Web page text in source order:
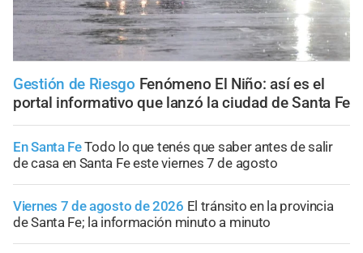
Gestión de Riesgo Fenómeno El Niño: así es el
portal informativo que lanzó la ciudad de Santa Fe
En Santa FeTodo lo que tenés que saber antes de salir
de casa en Santa Fe este viernes 7 de agosto
Viernes 7 de agosto de 2026 El tránsito en la provincia
de Santa Fe; la información minuto a minuto